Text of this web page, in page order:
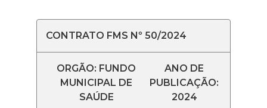
CONTRATO FMS Nº 50/2024
ORGÃO: FUNDO
MUNICIPAL DE
SAÚDE
ANO DE
PUBLICAÇÃO:
2024